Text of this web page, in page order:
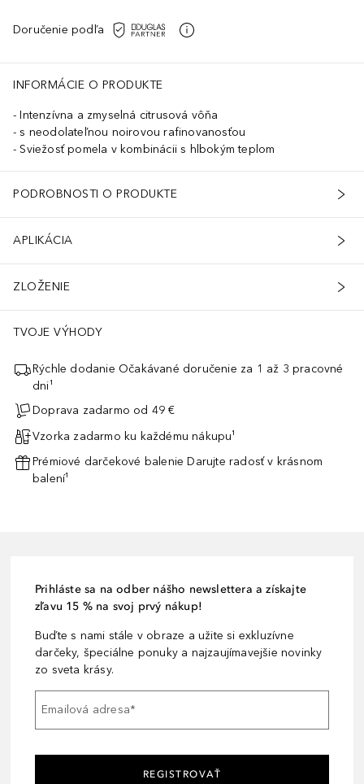
Doručenie podľa
INFORMÁCIE O PRODUKTE
Intenzívna a zmyselná citrusová vôňa
s neodolateľnou noirovou rafinovanosťou
Sviežosť pomela v kombinácii s hlbokým teplom
PODROBNOSTI O PRODUKTE
APLIKÁCIA
ZLOŽENIE
TVOJE VÝHODY
Rýchle dodanie Očakávané doručenie za 1 až 3 pracovné
dni¹
Doprava zadarmo od 49 €
Vzorka zadarmo ku každému nákupu¹
Prémiové darčekové balenie Darujte radosť v krásnom
balení¹
Prihláste sa na odber nášho newslettera a získajte
zľavu 15 % na svoj prvý nákup!
Buďte s nami stále v obraze a užite si exkluzívne
darčeky, špeciálne ponuky a najzaujímavejšie novinky
zo sveta krásy.
Emailová adresa*
REGISTROVAŤ